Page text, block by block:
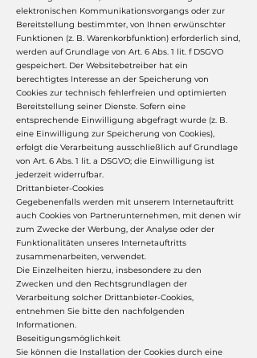
elektronischen Kommunikationsvorgangs oder zur
Bereitstellung bestimmter, von Ihnen erwünschter
Funktionen (z. B. Warenkorbfunktion) erforderlich sind,
werden auf Grundlage von Art. 6 Abs. 1 lit. f DSGVO
gespeichert. Der Websitebetreiber hat ein
berechtigtes Interesse an der Speicherung von
Cookies zur technisch fehlerfreien und optimierten
Bereitstellung seiner Dienste. Sofern eine
entsprechende Einwilligung abgefragt wurde (z. B.
eine Einwilligung zur Speicherung von Cookies),
erfolgt die Verarbeitung ausschließlich auf Grundlage
von Art. 6 Abs. 1 lit. a DSGVO; die Einwilligung ist
jederzeit widerrufbar.
Drittanbieter-Cookies
Gegebenenfalls werden mit unserem Internetauftritt
auch Cookies von Partnerunternehmen, mit denen wir
zum Zwecke der Werbung, der Analyse oder der
Funktionalitäten unseres Internetauftritts
zusammenarbeiten, verwendet.
Die Einzelheiten hierzu, insbesondere zu den
Zwecken und den Rechtsgrundlagen der
Verarbeitung solcher Drittanbieter-Cookies,
entnehmen Sie bitte den nachfolgenden
Informationen.
Beseitigungsmöglichkeit
Sie können die Installation der Cookies durch eine